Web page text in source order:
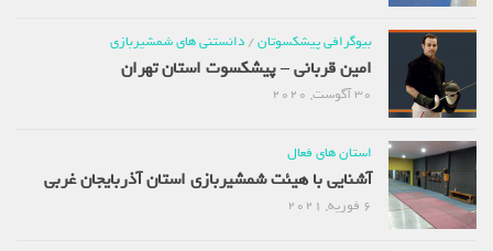
بیوگرافی پیشکسوتان/دانستنی های شمشیربازی
امین قربانی – پیشکسوت استان تهران
استان های فعال
آشنایی با هیئت شمشیربازی استان آذربایجان غربی